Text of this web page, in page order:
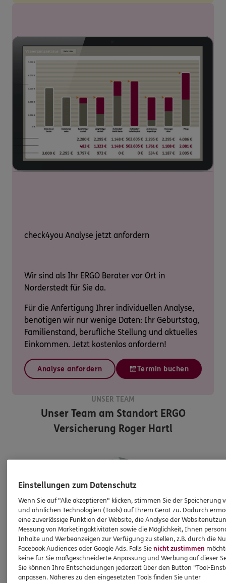
check4you Analyse jetzt anfordern
Wir sind als Ihr ERGO Berater vor Ort in
Norderstedt für Sie da.
Für die Anfertigung Ihrer individuellen Analyse,
benötigen wir nur wenige Daten: Ihr Geburtstag,
Familienstand, berufliche Stellung und aktuelles
Einkommen. Jetzt kostenlos anfordern!
Analyse anfordern Termin buchen
UNSER TEAM
Unser Team am StandortERGO
Versicherung Roger Hartl
Roger Hartl
Geprüfter
Einstellungen zum Datenschutz
Wenn Sie auf "Alle akzeptieren" klicken, stimmen Sie der Speicherung
und ähnlichen Technologien (Tools) auf Ihrem Gerät zu. Dadurch
eine zuverlässige Funktion der Website, die Analyse der
Messung von Marketingaktivitäten sowie die Möglichkeit, Ihnen
Inhalte und Werbeanzeigen zur Verfügung zu stellen, z.B. durch die
Facebook Audiences oder Google Ads. Falls Sienicht zustimmen
keine für Sie maßgeschneiderte Anpassung und Werbung auf dieser
Sie können Ihre Entscheidungen jederzeit über den Button "Tool-
anpassen. Näheres zu den eingesetzten Tools finden Sie unter